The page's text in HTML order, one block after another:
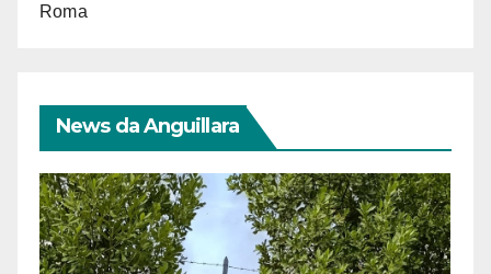
Roma
News da Anguillara